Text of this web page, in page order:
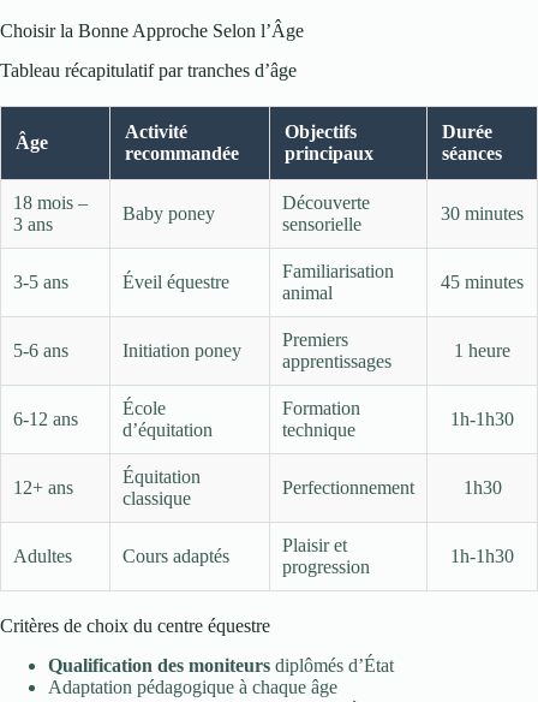
Choisir la Bonne Approche Selon l’Âge
Tableau récapitulatif par tranches d’âge
Âge
Activité
recommandée
Objectifs
principaux
Durée
séances
18 mois –
3 ans
Baby poney
Découverte
sensorielle
30 minutes
3-5 ans Éveil équestre
Familiarisation
animal
45 minutes
5-6 ans Initiation poney
Premiers
apprentissages
1 heure
6-12 ans
École
d’équitation
Formation
technique
1h-1h30
12+ ans
Équitation
classique
Perfectionnement 1h30
Adultes Cours adaptés
Plaisir et
progression
1h-1h30
Critères de choix du centre équestre
Qualification des moniteurs diplômés d’État
Adaptation pédagogique à chaque âge